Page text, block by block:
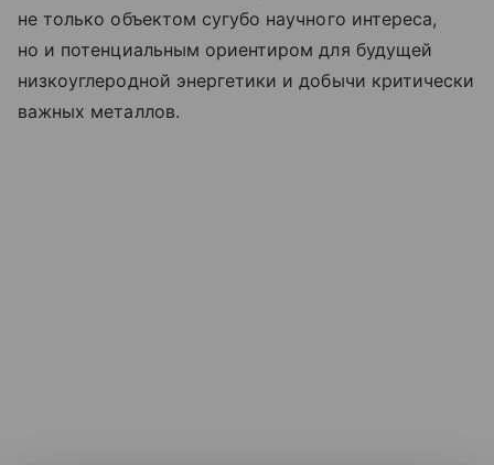
не только объектом сугубо научного интереса,
но и потенциальным ориентиром для будущей
низкоуглеродной энергетики и добычи критически
важных металлов.